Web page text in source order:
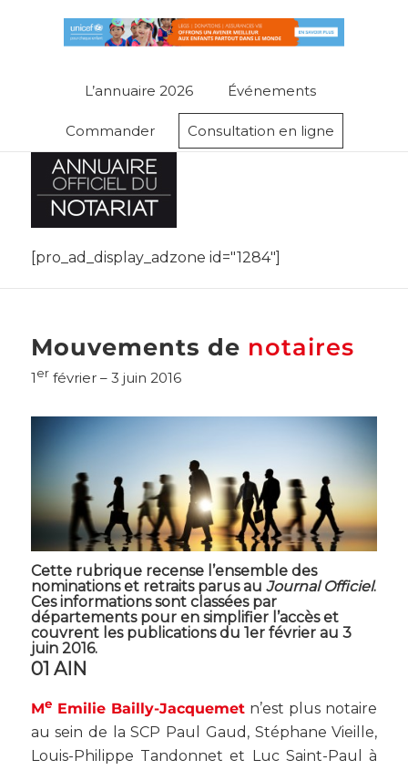
L’annuaire 2026 Événements
Commander Consultation en ligne
[pro_ad_display_adzone id="1284"]
Mouvements de notaires
1 erfévrier – 3 juin 2016
Cette rubrique recense l’ensemble des
nominations et retraits parus au Journal Officiel.
Ces informations sont classées par
départements pour en simplifier l’accès et
couvrent les publications du 1er février au 3
juin 2016.
01 AIN
MeEmilie Bailly-Jacquemetn’est plus notaire
au sein de la SCP Paul Gaud, Stéphane Vieille,
Louis-Philippe Tandonnet et Luc Saint-Paul à